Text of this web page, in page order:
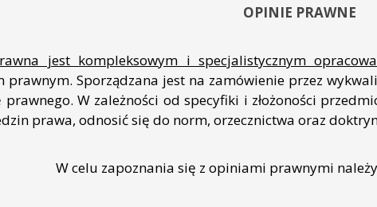
OPINIE PRAWNE
jest kompleksowym i specjalistycznym
prawnym. Sporządzana jest na zamówienie przez
W zależności od specyfiki i złożoności
prawa, odnosić się do norm, orzecznictwa oraz
W celu zapoznania się z opiniami prawnymi